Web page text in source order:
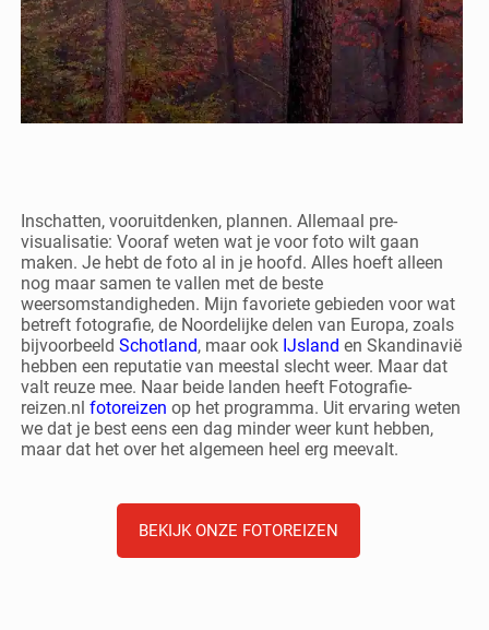
Inschatten, vooruitdenken, plannen. Allemaal pre-
visualisatie: Vooraf weten wat je voor foto wilt gaan
maken. Je hebt de foto al in je hoofd. Alles hoeft alleen
nog maar samen te vallen met de beste
weersomstandigheden. Mijn favoriete gebieden voor wat
betreft fotografie, de Noordelijke delen van Europa, zoals
bijvoorbeeldSchotland, maar ook IJsland en Skandinavië
hebben een reputatie van meestal slecht weer. Maar dat
valt reuze mee. Naar beide landen heeft Fotografie-
reizen.nlfotoreizen op het programma. Uit ervaring weten
we dat je best eens een dag minder weer kunt hebben,
maar dat het over het algemeen heel erg meevalt.
BEKIJK ONZE FOTOREIZEN